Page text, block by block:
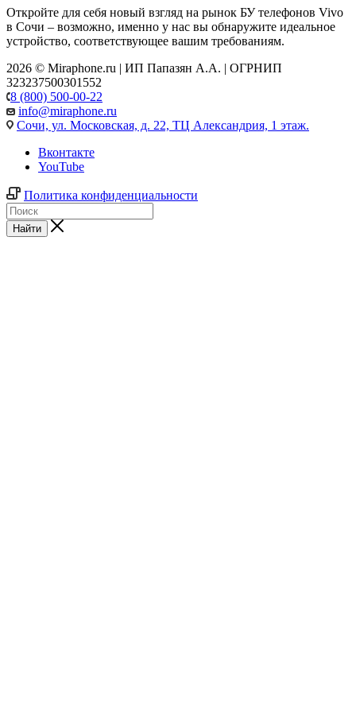
Откройте для себя новый взгляд на рынок БУ телефонов Vivo
в Сочи – возможно, именно у нас вы обнаружите идеальное
устройство, соответствующее вашим требованиям.
2026 © Miraphone.ru | ИП Папазян А.А. | ОГРНИП
323237500301552
8 (800) 500-00-22
info@miraphone.ru
Сочи, ул. Московская, д. 22, ТЦ Александрия, 1 этаж.
Вконтакте
YouTube
Политика конфиденциальности
Найти